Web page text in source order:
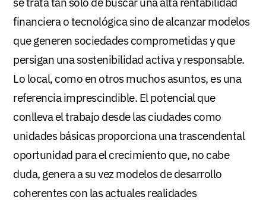
financiera o tecnológica sino de alcanzar modelos
que generen sociedades comprometidas y que
persigan una sostenibilidad activa y responsable.
Lo local, como en otros muchos asuntos, es una
referencia imprescindible. El potencial que
conlleva el trabajo desde las ciudades como
unidades básicas proporciona una trascendental
oportunidad para el crecimiento que, no cabe
duda, genera a su vez modelos de desarrollo
coherentes con las actuales realidades